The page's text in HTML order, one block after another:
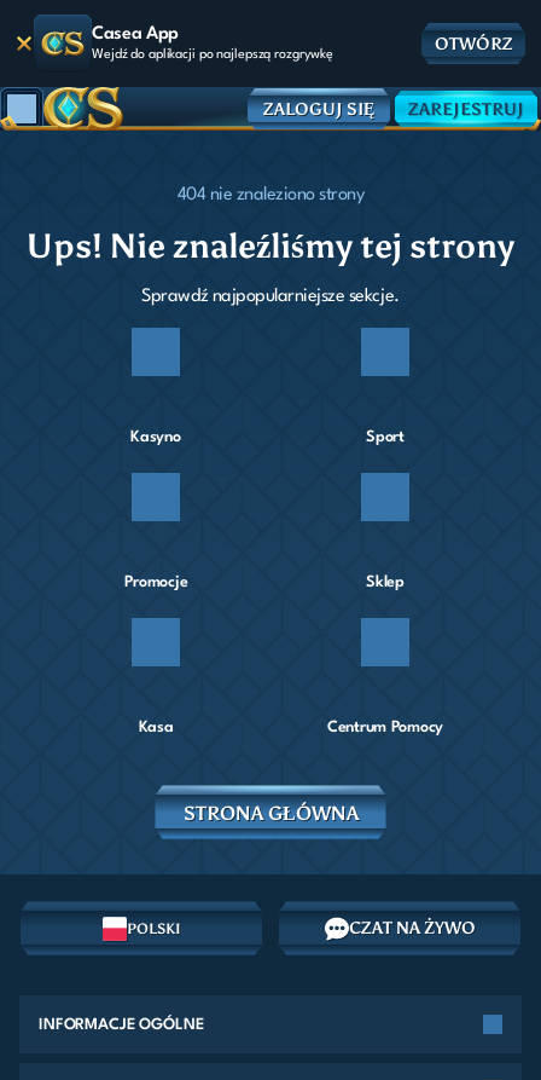
Casea App
Wejdź do aplikacji po najlepszą rozgrywkę
OTWÓRZ
ZALOGUJ SIĘ ZAREJESTRUJ
404 nie znaleziono strony
Ups! Nie znaleźliśmy tej strony
Sprawdź najpopularniejsze sekcje.
Kasyno Sport
Promocje Sklep
Kasa Centrum Pomocy
STRONA GŁÓWNA
POLSKI CZAT NA ŻYWO
INFORMACJE OGÓLNE